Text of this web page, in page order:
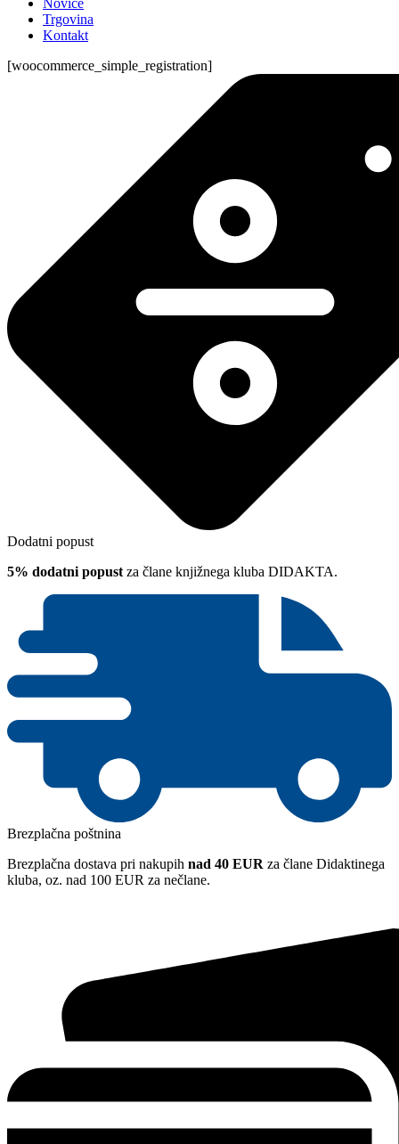
Novice
Trgovina
Kontakt
[woocommerce_simple_registration]
Dodatni popust
5% dodatni popust za člane knjižnega kluba DIDAKTA.
Brezplačna poštnina
Brezplačna dostava pri nakupih nad 40 EUR za člane Didaktinega
kluba, oz. nad 100 EUR za nečlane.